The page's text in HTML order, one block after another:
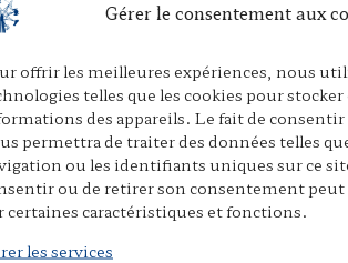
Gérer le consentement aux
offrir les meilleures expériences, nous
telles que les cookies pour stocker
des appareils. Le fait de consentir
permettra de traiter des données telles
ou les identifiants uniques sur ce
ou de retirer son consentement
certaines caractéristiques et fonctions.
les services